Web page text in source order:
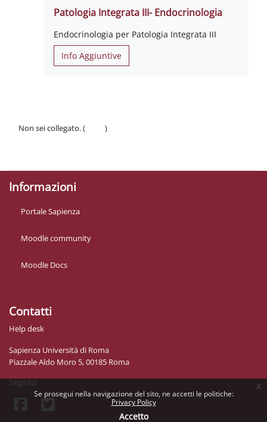
Se prosegui nella navigazione del sito, ne accetti le politiche:
Privacy Policy
Accetto
x
Patologia Integrata III- Endocrinologia
Endocrinologia per Patologia Integrata III
Info Aggiuntive
Non sei collegato. (
)
Informazioni
Portale Sapienza
Moodle community
Moodle Docs
Contatti
Help desk
Sapienza Università di Roma
Piazzale Aldo Moro 5, 00185 Roma
Seguici